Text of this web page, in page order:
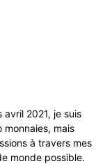
2021, je suis
mais
à travers mes
monde possible.